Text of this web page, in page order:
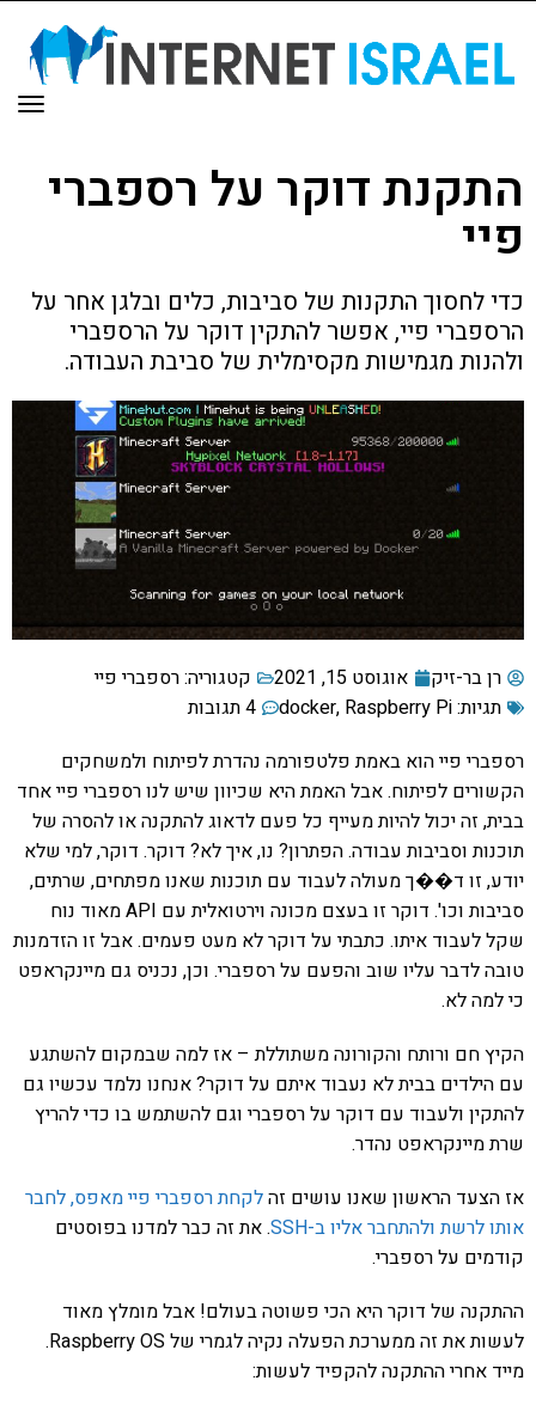
התקנת דוקר על רספברי
פיי
כדי לחסוך התקנות של סביבות, כלים ובלגן אחר על
הרספברי פיי, אפשר להתקין דוקר על הרספברי
ולהנות מגמישות מקסימלית של סביבת העבודה.
רן בר-זיק אוגוסט 15, 2021 קטגוריה:רספברי פיי
תגיות:
docker, Raspberry Pi
4 תגובות
רספברי פיי הוא באמת פלטפורמה נהדרת לפיתוח ולמשחקים
הקשורים לפיתוח. אבל האמת היא שכיוון שיש לנו רספברי פיי אחד
בבית, זה יכול להיות מעייף כל פעם לדאוג להתקנה או להסרה של
תוכנות וסביבות עבודה. הפתרון? נו, איך לא? דוקר. דוקר, למי שלא
יודע, זו ד��ך מעולה לעבוד עם תוכנות שאנו מפתחים, שרתים,
סביבות וכו'. דוקר זו בעצם מכונה וירטואלית עם API מאוד נוח
שקל לעבוד איתו. כתבתי על דוקר לא מעט פעמים. אבל זו הזדמנות
טובה לדבר עליו שוב והפעם על רספברי. וכן, נכניס גם מיינקראפט
כי למה לא.
הקיץ חם ורותח והקורונה משתוללת – אז למה שבמקום להשתגע
עם הילדים בבית לא נעבוד איתם על דוקר? אנחנו נלמד עכשיו גם
להתקין ולעבוד עם דוקר על רספברי וגם להשתמש בו כדי להריץ
שרת מיינקראפט נהדר.
אז הצעד הראשון שאנו עושים זהלקחת רספברי פיי מאפס, לחבר
אותו לרשת ולהתחבר אליו ב-SSH
. את זה כבר למדנו בפוסטים
קודמים על רספברי.
ההתקנה של דוקר היא הכי פשוטה בעולם! אבל מומלץ מאוד
לעשות את זה ממערכת הפעלה נקיה לגמרי של Raspberry OS.
מייד אחרי ההתקנה להקפיד לעשות: